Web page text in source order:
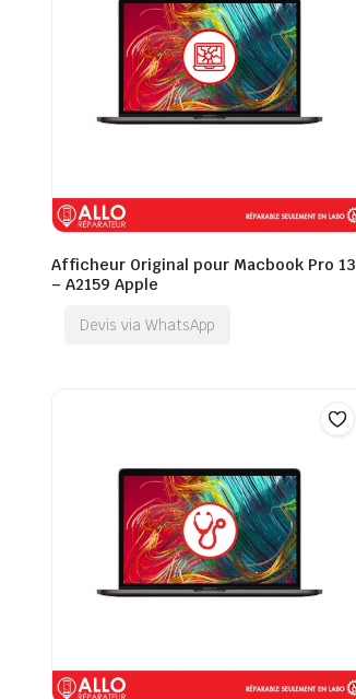
Afficheur Original pour Macbook Pro 13
– A2159 Apple
Devis via WhatsApp